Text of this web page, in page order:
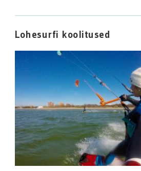
Lohesurfi koolitused